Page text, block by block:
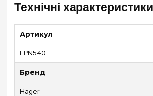
Технічні характеристики
Артикул
EPN540
Бренд
Hager